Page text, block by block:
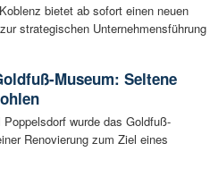
bietet ab sofort einen neuen
strategischen Unternehmensführung
Museum: Seltene
wurde das Goldfuß-
Renovierung zum Ziel eines